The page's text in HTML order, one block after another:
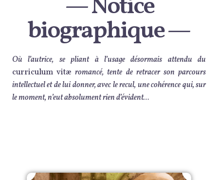
biographique —
Où l’autrice, se pliant à l’usage désormais attendu du
curriculum vitæ romancé, tente de retracer son parcours
intellectuel et de lui donner, avec le recul, une cohérence qui,sur
le moment,n’eut absolument rien d’évident…